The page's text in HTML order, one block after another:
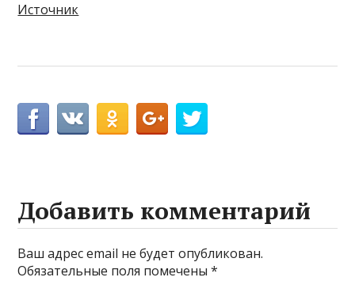
Источник
Добавить комментарий
Ваш адрес email не будет опубликован.
Обязательные поля помечены*